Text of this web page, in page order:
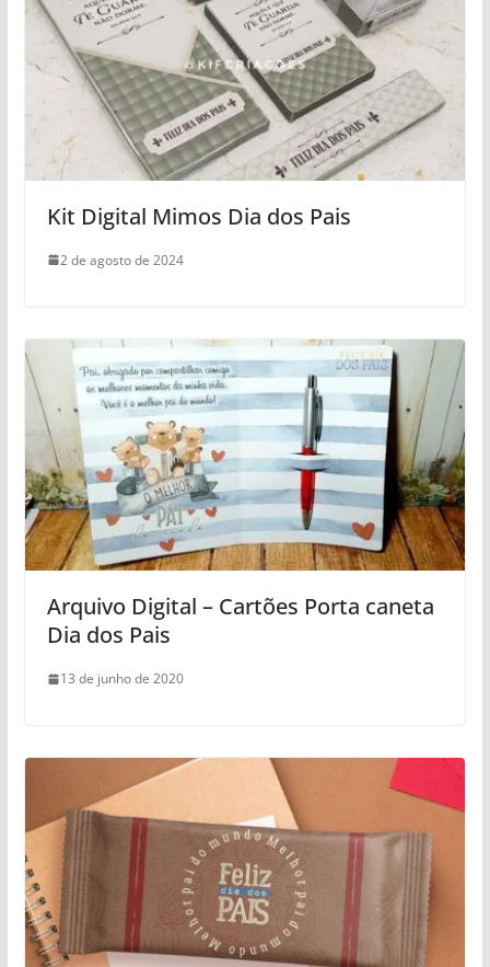
Kit Digital Mimos Dia dos Pais
2 de agosto de 2024
Arquivo Digital – Cartões Porta caneta
Dia dos Pais
13 de junho de 2020